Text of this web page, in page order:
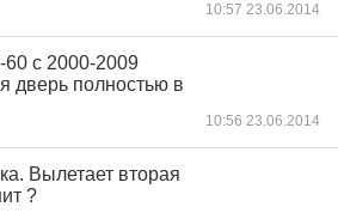
10:57 23.06.2014
с 2000-2009
дверь полностью в
10:56 23.06.2014
Вылетает вторая
?